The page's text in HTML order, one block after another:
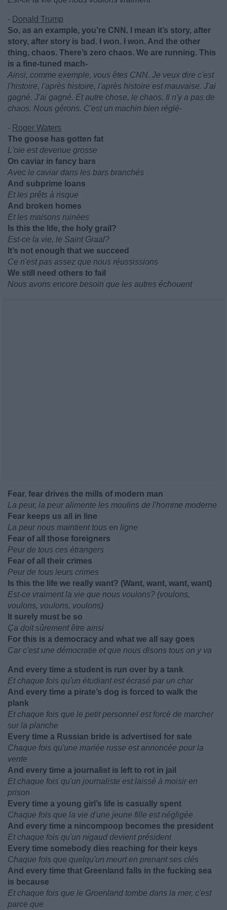
- Donald Trump
So, as an example, you’re CNN. I mean it’s story, after
story, after story is bad. I won. I won. And the other
thing, chaos. There’s zero chaos. We are running. This
is a fine-tuned mach-
Ainsi, comme exemple, vous êtes CNN. Je veux dire c'est
l'histoire, l'après histoire, l'après histoire est mauvaise. J'ai
gagné. J'ai gagné. Et autre chose, le chaos. Il n'y a pas de
chaos. Nous gérons. C'est un machin bien réglé-
- Roger Waters
The goose has gotten fat
L'oie est devenue grosse
On caviar in fancy bars
Avec le caviar dans les bars branchés
And subprime loans
Et les prêts à risque
And broken homes
Et les maisons ruinées
Is this the life, the holy grail?
Est-ce la vie, le Saint Graal?
It’s not enough that we succeed
Ce n'est pas assez que nous réussissions
We still need others to fail
Nous avons encore besoin que les autres échouent
Fear, fear drives the mills of modern man
La peur, la peur alimente les moulins de l'homme moderne
Fear keeps us all in line
La peur nous maintient tous en ligne
Fear of all those foreigners
Peur de tous ces étrangers
Fear of all their crimes
Peur de tous leurs crimes
Is this the life we really want? (Want, want, want, want)
Est-ce vraiment la vie que nous voulons? (voulons,
voulons, voulons, voulons)
It surely must be so
Ça doit sûrement être ainsi
For this is a democracy and what we all say goes
Car c'est une démocratie et que nous disons tous on y va
And every time a student is run over by a tank
Et chaque fois qu'un étudiant est écrasé par un char
And every time a pirate’s dog is forced to walk the
plank
Et chaque fois que le petit personnel est forcé de marcher
sur la planche
Every time a Russian bride is advertised for sale
Chaque fois qu'une mariée russe est annoncée pour la
vente
And every time a journalist is left to rot in jail
Et chaque fois qu'un journaliste est laissé à moisir en
prison
Every time a young girl’s life is casually spent
Chaque fois que la vie d'une jeune fille est négligée
And every time a nincompoop becomes the president
Et chaque fois qu'un nigaud devient président
Every time somebody dies reaching for their keys
Chaque fois que quelqu'un meurt en prenant ses clés
And every time that Greenland falls in the fucking sea
is because
Et chaque fois que le Groenland tombe dans la mer, c'est
parce que